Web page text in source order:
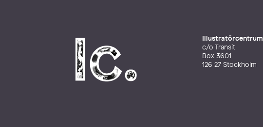
Illustratörcentrum
c/o Transit
Box 3601
126 27 Stockholm